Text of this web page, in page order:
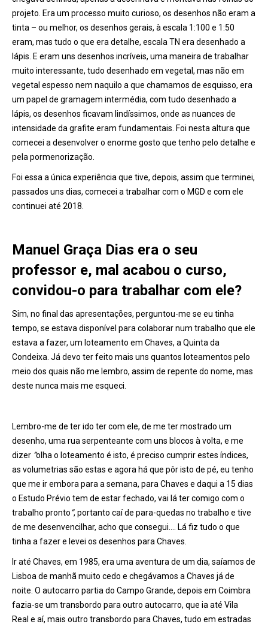
projeto. Era um processo muito curioso, os desenhos não eram a
tinta – ou melhor, os desenhos gerais, à escala 1:100 e 1:50
eram, mas tudo o que era detalhe, escala TN era desenhado a
lápis. E eram uns desenhos incríveis, uma maneira de trabalhar
muito interessante, tudo desenhado em vegetal, mas não em
vegetal espesso nem naquilo a que chamamos de esquisso, era
um papel de gramagem intermédia, com tudo desenhado a
lápis, os desenhos ficavam lindíssimos, onde as nuances de
intensidade da grafite eram fundamentais. Foi nesta altura que
comecei a desenvolver o enorme gosto que tenho pelo detalhe e
pela pormenorização.
Foi essa a única experiência que tive, depois, assim que terminei,
passados uns dias, comecei a trabalhar com o MGD e com ele
continuei até 2018.
Manuel Graça Dias era o seu
professor e, mal acabou o curso,
convidou-o para trabalhar com ele?
Sim, no final das apresentações, perguntou-me se eu tinha
tempo, se estava disponível para colaborar num trabalho que ele
estava a fazer, um loteamento em Chaves, a Quinta da
Condeixa. Já devo ter feito mais uns quantos loteamentos pelo
meio dos quais não me lembro, assim de repente do nome, mas
deste nunca mais me esqueci.
Lembro-me de ter ido ter com ele, de me ter mostrado um
desenho, uma rua serpenteante com uns blocos à volta, e me
dizer “olha o loteamento é isto, é preciso cumprir estes índices,
as volumetrias são estas e agora há que pôr isto de pé, eu tenho
que me ir embora para a semana, para Chaves e daqui a 15 dias
o Estudo Prévio tem de estar fechado, vai lá ter comigo com o
trabalho pronto”, portanto caí de para-quedas no trabalho e tive
de me desenvencilhar, acho que consegui…. Lá fiz tudo o que
tinha a fazer e levei os desenhos para Chaves.
Ir até Chaves, em 1985, era uma aventura de um dia, saíamos de
Lisboa de manhã muito cedo e chegávamos a Chaves já de
noite. O autocarro partia do Campo Grande, depois em Coimbra
fazia-se um transbordo para outro autocarro, que ia até Vila
Real e aí, mais outro transbordo para Chaves, tudo em estradas